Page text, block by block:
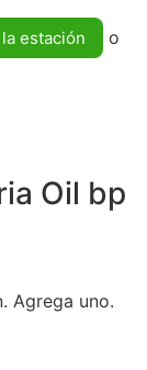
estación
o
Oil bp
Agrega uno.